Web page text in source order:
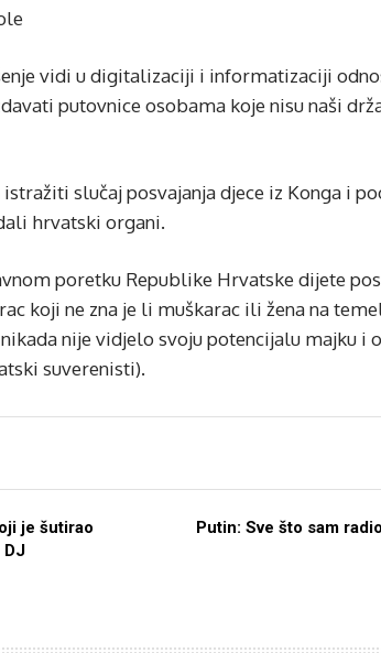
vidi u digitalizaciji i informatizaciji
putovnice osobama koje nisu naši
slučaj posvajanja djece iz Konga i
hrvatski organi.
poretku Republike Hrvatske dijete
koji ne zna je li muškarac ili žena na
nije vidjelo svoju potencijalu majku i
suverenisti).
je šutirao
DJ
Putin: Sve što sam